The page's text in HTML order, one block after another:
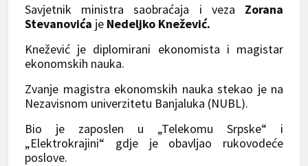
Savjetnik ministra saobraćaja i veza Zorana
Stevanovića je Nedeljko Knežević.
Knežević je diplomirani ekonomista i magistar
ekonomskih nauka.
Zvanje magistra ekonomskih nauka stekao je na
Nezavisnom univerzitetu Banjaluka (NUBL).
Bio je zaposlen u „Telekomu Srpske“ i
„Elektrokrajini“ gdje je obavljao rukovodeće
poslove.